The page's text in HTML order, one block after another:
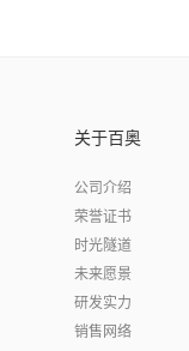
关于百奥
公司介绍
荣誉证书
时光隧道
未来愿景
研发实力
销售网络